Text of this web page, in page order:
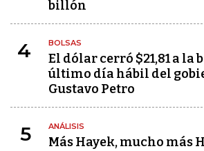
billón
4 BOLSAS
El dólar cerró $21,81 a la
último día hábil del
Gustavo Petro
5 ANÁLISIS
Más Hayek, mucho más